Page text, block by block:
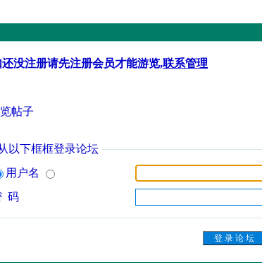
没注册请先注册会员才能游览,联系管理
帖子
以下框框登录论坛
用户名
码